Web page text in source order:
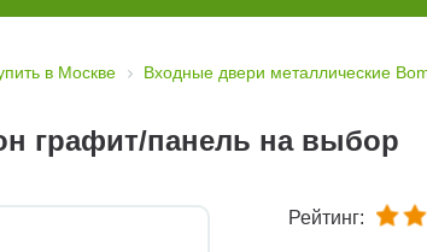
в Москве Входные двери металлические
графит/панель на выбор
Рейтинг: